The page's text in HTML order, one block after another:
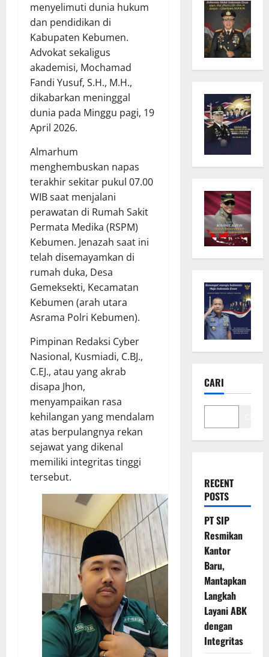
menyelimuti dunia hukum
dan pendidikan di
Kabupaten Kebumen.
Advokat sekaligus
akademisi, Mochamad
Fandi Yusuf, S.H., M.H.,
dikabarkan meninggal
dunia pada Minggu pagi, 19
April 2026.
Almarhum
menghembuskan napas
terakhir sekitar pukul 07.00
WIB saat menjalani
perawatan di Rumah Sakit
Permata Medika (RSPM)
Kebumen. Jenazah saat ini
telah disemayamkan di
rumah duka, Desa
Gemeksekti, Kecamatan
Kebumen (arah utara
Asrama Polri Kebumen).
Pimpinan Redaksi Cyber
Nasional, Kusmiadi, C.BJ.,
C.EJ., atau yang akrab
disapa Jhon,
menyampaikan rasa
kehilangan yang mendalam
atas berpulangnya rekan
sejawat yang dikenal
memiliki integritas tinggi
tersebut.
CARI
RECENT
POSTS
PT SIP
Resmikan
Kantor
Baru,
Mantapkan
Langkah
Layani ABK
dengan
Integritas